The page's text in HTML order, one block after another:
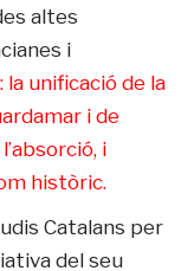
altes
i
la unificació de la
i de
i
històric.
Catalans per
del seu